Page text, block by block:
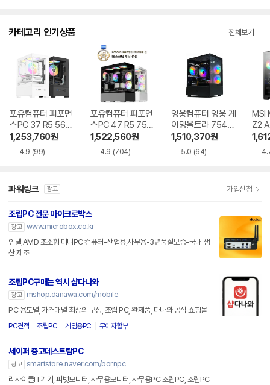
카테고리 인기상품 전체보기
포유컴퓨터 퍼포먼
스PC 37 R5 5600
RTX5060
1,253,760원
4.9 (99)
포유컴퓨터 퍼포먼
스PC 47 R5 7500
F RTX5060Ti
1,522,560원
4.9 (704)
영웅컴퓨터 영웅 게
이밍울트라 7546
GT R5 7500F RT
X5060Ti
1,510,370원
5.0 (64)
MSI
Z2
R5-
파워링크 광고 가입신청
조립PC 전문 마이크로박스
광고 www.microbox.co.kr
인텔,AMD 초소형 미니PC 컴퓨터-산업용,사무용-3년품질보증-국내 생
산 제조
조립PC구매는 역시 샵다나와
광고
mshop.danawa.com/mobile
PC 용도별, 가격대별 최상의 구성, 조립 PC, 완제품, 다나와 공식 쇼핑몰
PC견적 조립PC 게임용PC 무이자할부
세이퍼 중고데스트탑PC
광고 smartstore.naver.com/bornpc
리사이클IT기기, 피벗모니터, 사무용모니터, 사무용PC 조립PC, 조립PC